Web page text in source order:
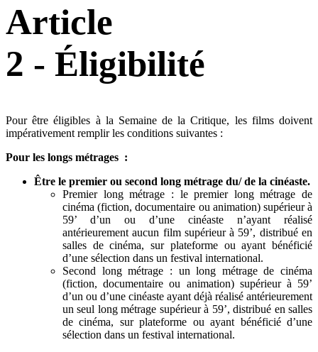
Article
2 - Éligibilité
Pour être éligibles à la Semaine de la Critique, les films doivent
impérativement remplir les conditions suivantes :
Pour les longs métrages :
Être le premier ou second long métrage du/ de la cinéaste.
Premier long métrage : le premier long métrage de
cinéma (fiction, documentaire ou animation) supérieur à
59’ d’un ou d’une cinéaste n’ayant réalisé
antérieurement aucun film supérieur à 59’, distribué en
salles de cinéma, sur plateforme ou ayant bénéficié
d’une sélection dans un festival international.
Second long métrage : un long métrage de cinéma
(fiction, documentaire ou animation) supérieur à 59’
d’un ou d’une cinéaste ayant déjà réalisé antérieurement
un seul long métrage supérieur à 59’, distribué en salles
de cinéma, sur plateforme ou ayant bénéficié d’une
sélection dans un festival international.